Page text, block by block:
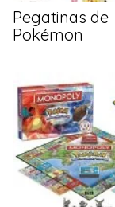
Pegatinas de
Pokémon